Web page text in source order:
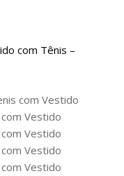
com Tênis –
com Vestido
Vestido
Vestido
Vestido
Vestido